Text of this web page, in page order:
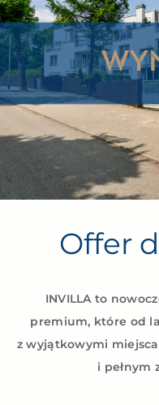
Offer
INVILLA to
premium, które od
z wyjątkowymi
i pełnym